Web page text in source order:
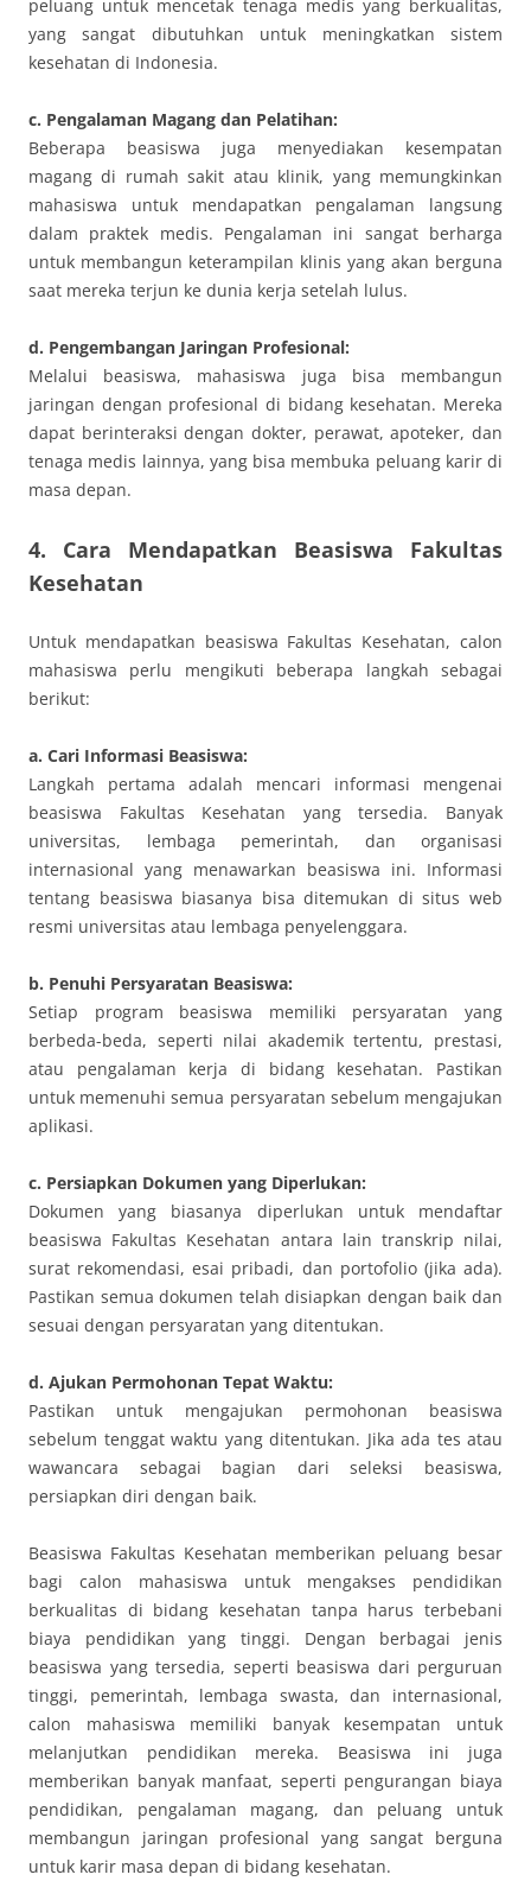
peluang untuk mencetak tenaga medis yang berkualitas,
yang sangat dibutuhkan untuk meningkatkan sistem
kesehatan di Indonesia.
c. Pengalaman Magang dan Pelatihan:
Beberapa beasiswa juga menyediakan kesempatan
magang di rumah sakit atau klinik, yang memungkinkan
mahasiswa untuk mendapatkan pengalaman langsung
dalam praktek medis. Pengalaman ini sangat berharga
untuk membangun keterampilan klinis yang akan berguna
saat mereka terjun ke dunia kerja setelah lulus.
d. Pengembangan Jaringan Profesional:
Melalui beasiswa, mahasiswa juga bisa membangun
jaringan dengan profesional di bidang kesehatan. Mereka
dapat berinteraksi dengan dokter, perawat, apoteker, dan
tenaga medis lainnya, yang bisa membuka peluang karir di
masa depan.
4. Cara Mendapatkan Beasiswa Fakultas
Kesehatan
Untuk mendapatkan beasiswa Fakultas Kesehatan, calon
mahasiswa perlu mengikuti beberapa langkah sebagai
berikut:
a. Cari Informasi Beasiswa:
Langkah pertama adalah mencari informasi mengenai
beasiswa Fakultas Kesehatan yang tersedia. Banyak
universitas, lembaga pemerintah, dan organisasi
internasional yang menawarkan beasiswa ini. Informasi
tentang beasiswa biasanya bisa ditemukan di situs web
resmi universitas atau lembaga penyelenggara.
b. Penuhi Persyaratan Beasiswa:
Setiap program beasiswa memiliki persyaratan yang
berbeda-beda, seperti nilai akademik tertentu, prestasi,
atau pengalaman kerja di bidang kesehatan. Pastikan
untuk memenuhi semua persyaratan sebelum mengajukan
aplikasi.
c. Persiapkan Dokumen yang Diperlukan:
Dokumen yang biasanya diperlukan untuk mendaftar
beasiswa Fakultas Kesehatan antara lain transkrip nilai,
surat rekomendasi, esai pribadi, dan portofolio (jika ada).
Pastikan semua dokumen telah disiapkan dengan baik dan
sesuai dengan persyaratan yang ditentukan.
d. Ajukan Permohonan Tepat Waktu:
Pastikan untuk mengajukan permohonan beasiswa
sebelum tenggat waktu yang ditentukan. Jika ada tes atau
wawancara sebagai bagian dari seleksi beasiswa,
persiapkan diri dengan baik.
Beasiswa Fakultas Kesehatan memberikan peluang besar
bagi calon mahasiswa untuk mengakses pendidikan
berkualitas di bidang kesehatan tanpa harus terbebani
biaya pendidikan yang tinggi. Dengan berbagai jenis
beasiswa yang tersedia, seperti beasiswa dari perguruan
tinggi, pemerintah, lembaga swasta, dan internasional,
calon mahasiswa memiliki banyak kesempatan untuk
melanjutkan pendidikan mereka. Beasiswa ini juga
memberikan banyak manfaat, seperti pengurangan biaya
pendidikan, pengalaman magang, dan peluang untuk
membangun jaringan profesional yang sangat berguna
untuk karir masa depan di bidang kesehatan.